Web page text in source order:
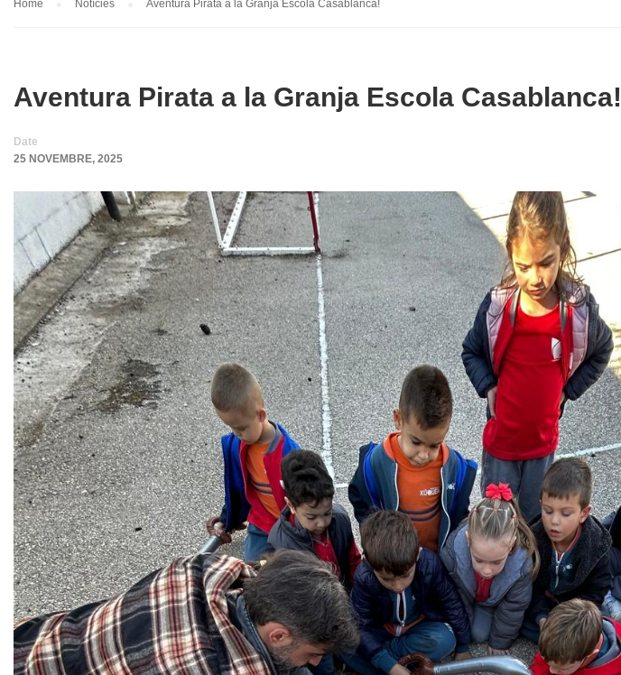
Home Notícies Aventura Pirata a la Granja Escola Casablanca!
Aventura Pirata a la Granja Escola Casablanca!
Date
25 NOVEMBRE, 2025